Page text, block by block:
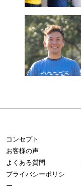
コンセプト
お客様の声
よくある質問
プライバシーポリシ